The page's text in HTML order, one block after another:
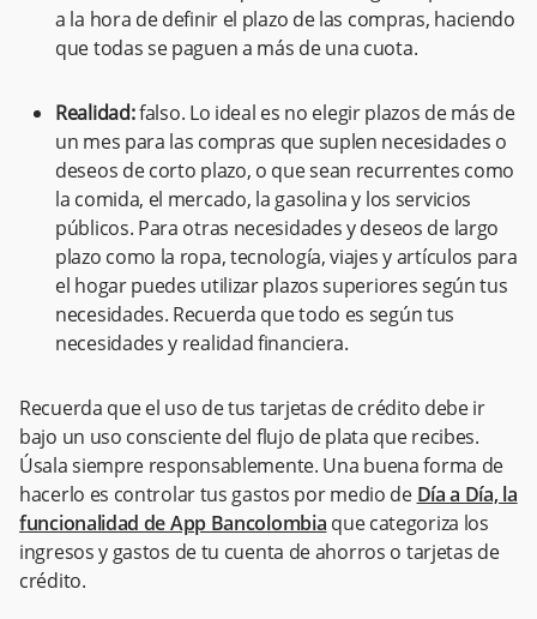
a la hora de definir el plazo de las compras, haciendo
que todas se paguen a más de una cuota.
Realidad:falso. Lo ideal es no elegir plazos de más de
un mes para las compras que suplen necesidades o
deseos de corto plazo, o que sean recurrentes como
la comida, el mercado, la gasolina y los servicios
públicos. Para otras necesidades y deseos de largo
plazo como la ropa, tecnología, viajes y artículos para
el hogar puedes utilizar plazos superiores según tus
necesidades. Recuerda que todo es según tus
necesidades y realidad financiera.
Recuerda que el uso de tus tarjetas de crédito debe ir
bajo un uso consciente del flujo de plata que recibes.
Úsala siempre responsablemente. Una buena forma de
hacerlo es controlar tus gastos por medio de Día a Día, la
funcionalidad de App Bancolombia que categoriza los
ingresos y gastos de tu cuenta de ahorros o tarjetas de
crédito.